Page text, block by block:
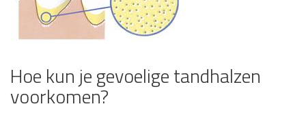
Hoe kun je gevoelige tandhalzen
voorkomen?